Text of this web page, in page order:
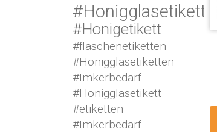
#Honigglasetikett
#Honigetikett
#flaschenetiketten
#Honigglasetiketten
#Imkerbedarf
#Honigglasetikett
#etiketten
#Imkerbedarf